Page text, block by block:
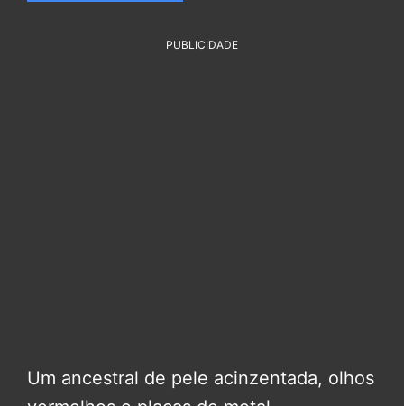
PUBLICIDADE
Um ancestral de pele acinzentada, olhos